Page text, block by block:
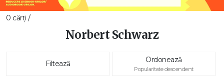
0 cărți /
Norbert Schwarz
Filtează Ordonează
Popularitate descendent